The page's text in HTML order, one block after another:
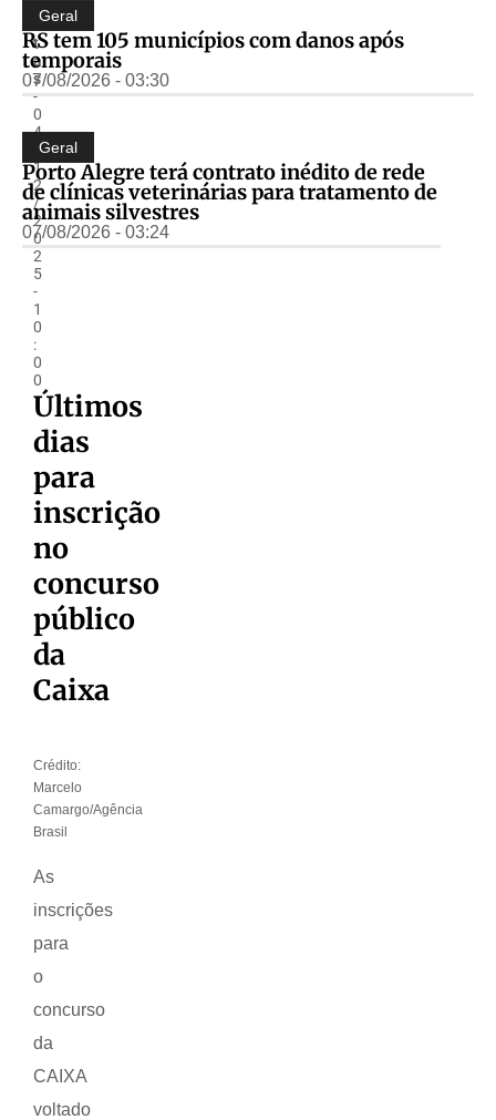
ei
t
a
s
-
0
4
/
1
2
/
2
0
2
5
-
1
0
:
0
0
Últimos
dias
para
inscrição
no
concurso
público
da
Caixa
Crédito:
Marcelo
Camargo/Agência
Brasil
As
inscrições
para
o
concurso
da
CAIXA
voltado
Geral
RS tem 105 municípios com danos após
temporais
07/08/2026 - 03:30
Geral
Porto Alegre terá contrato inédito de rede
de clínicas veterinárias para tratamento de
animais silvestres
07/08/2026 - 03:24